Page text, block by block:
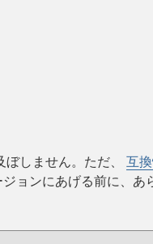
しません。ただ、 互
ョンにあげる前に、あ